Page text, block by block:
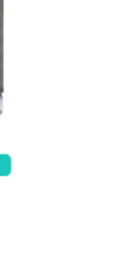
carbono:
y remueve
indeseable,
minerales